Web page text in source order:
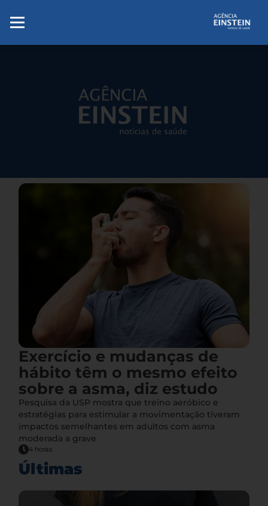
Exercício e mudanças de
hábito têm o mesmo efeito
sobre a asma, diz estudo
Pesquisa da USP mostra que treino aeróbico e
estratégias para estimular a movimentação tiveram
impactos semelhantes em adultos com asma
moderada a grave
4 horas
Últimas